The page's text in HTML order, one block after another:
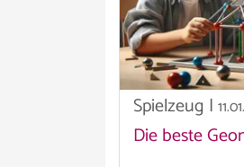
Spielzeug |
Die beste